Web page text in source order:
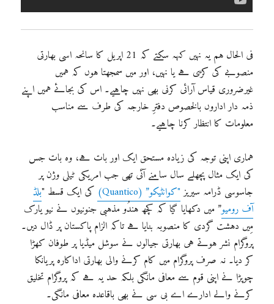
فی الحال ہم یہ نہیں کہہ سکتے کہ 21 اپریل کا سانحہ اسی بھارتی
منصوبے کی کڑی ہے یا نہیں، اور میں سمجھتا ہوں کہ ہمیں
غیرضروری قیاس آرائی کرنی بھی نہیں چاہیے۔ اس کی بجائے ہمیں اپنے
ذمہ دار اداروں بالخصوص دفترِ خارجہ کی طرف سے مناسب
معلومات کا انتظار کرنا چاہیے۔
ہماری اپنی توجہ کی زیادہ مستحق ایک اور بات ہے، وہ بات جس
کی ایک مثال پچھلے سال سامنے آئی تھی جب امریکی ٹیلی وژن پر
جاسوسی ڈرامہ سیریز"کوانٹیکو” (Quantico) کی ایک قسط "بلڈ
آف رومیو” میں دکھایا گیا کہ کچھ ہندُو مذہبی جنونیوں نے نیو یارک
مِیں دہشت گردی کا منصوبہ بنایا ہے تاکہ الزام پاکستان پر ڈال دیں۔
پروگرام نشر ہوتے ہی بھارتی جیالوں نے سوشل میڈیا پر طوفان کھڑا
کر دیا۔ نہ صرف پروگرام میں کام کرنے والی بھارتی اداکارہ پریانکا
چوپڑا نے اپنی قوم سے معافی مانگی بلکہ حد یہ ہے کہ پروگرام تخلیق
کرنے والے ادارے اے بی سی نے بھی باقاعدہ معافی مانگی۔